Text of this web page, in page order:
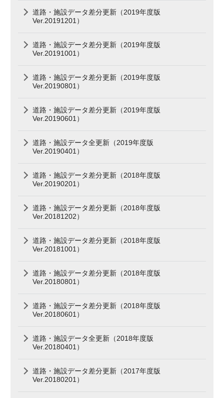
道路・施設データ差分更新（2019年度版
Ver.20191201）
道路・施設データ差分更新（2019年度版
Ver.20191001）
道路・施設データ差分更新（2019年度版
Ver.20190801）
道路・施設データ差分更新（2019年度版
Ver.20190601）
道路・施設データ全更新（2019年度版
Ver.20190401）
道路・施設データ差分更新（2018年度版
Ver.20190201）
道路・施設データ差分更新（2018年度版
Ver.20181202）
道路・施設データ差分更新（2018年度版
Ver.20181001）
道路・施設データ差分更新（2018年度版
Ver.20180801）
道路・施設データ差分更新（2018年度版
Ver.20180601）
道路・施設データ全更新（2018年度版
Ver.20180401）
道路・施設データ差分更新（2017年度版
Ver.20180201）